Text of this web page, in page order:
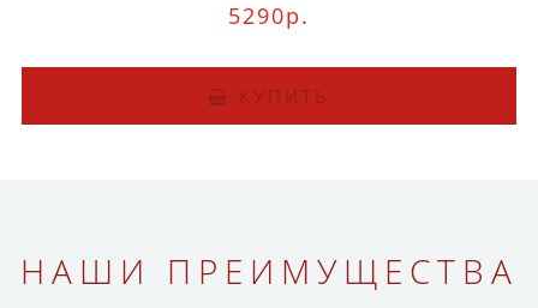
5290р.
КУПИТЬ
НАШИ ПРЕИМУЩЕСТВА